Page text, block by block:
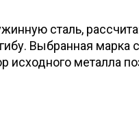
сталь,
Выбранная марка
исходного металла